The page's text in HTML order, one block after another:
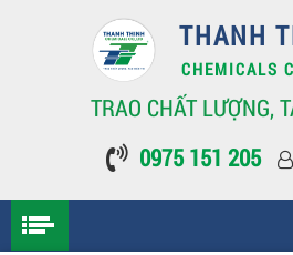
THANH
CHEMICALS
TRAO CHẤT LƯỢNG,
0975 151 205